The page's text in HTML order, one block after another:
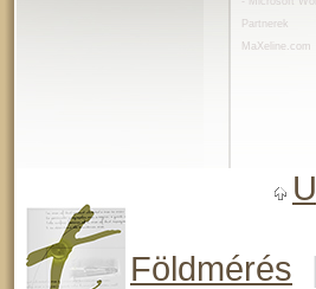
Partnerek
MaXeline.com
Földmérés
|